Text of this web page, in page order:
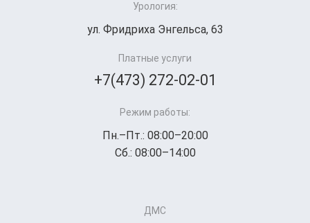
Урология:
ул. Фридриха Энгельса, 63
Платные услуги
+7(473) 272-02-01
Режим работы:
Пн.–Пт.: 08:00–20:00
Сб.: 08:00–14:00
ДМС